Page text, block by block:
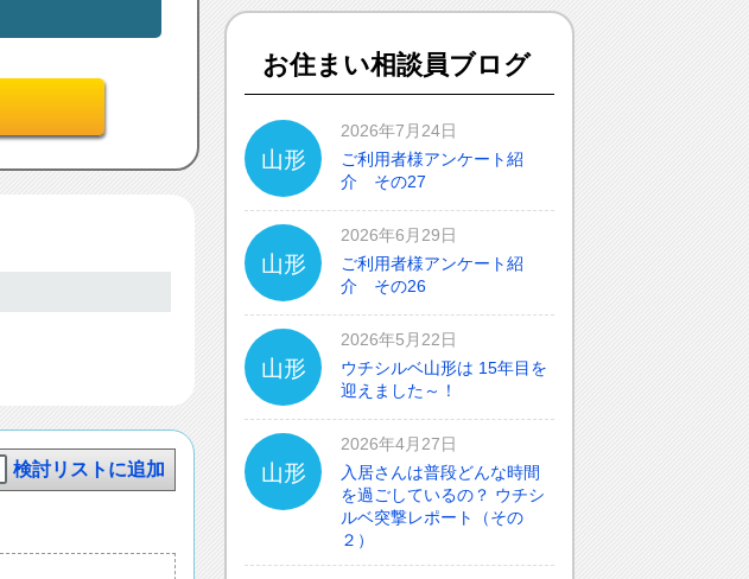
検討リストに追加
お住まい相談員ブログ
山形
2026年7月24日
ご利用者様アンケート紹
介 その27
山形
2026年6月29日
ご利用者様アンケート紹
介 その26
山形
2026年5月22日
ウチシルベ山形は 15年目を
迎えました～！
山形
2026年4月27日
入居さんは普段どんな時間
を過ごしているの？ ウチシ
ルベ突撃レポート（その
２）